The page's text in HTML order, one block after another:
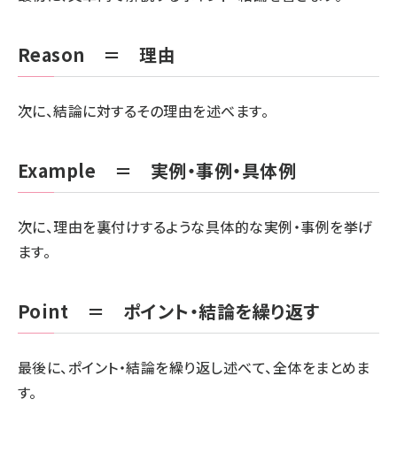
Reason ＝ 理由
次に、結論に対するその理由を述べます。
Example ＝ 実例・事例・具体例
次に、理由を裏付けするような具体的な実例・事例を挙げ
ます。
Point ＝ ポイント・結論を繰り返す
最後に、ポイント・結論を繰り返し述べて、全体をまとめま
す。